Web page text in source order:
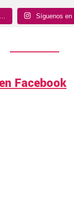
Síguenos en
Facebook